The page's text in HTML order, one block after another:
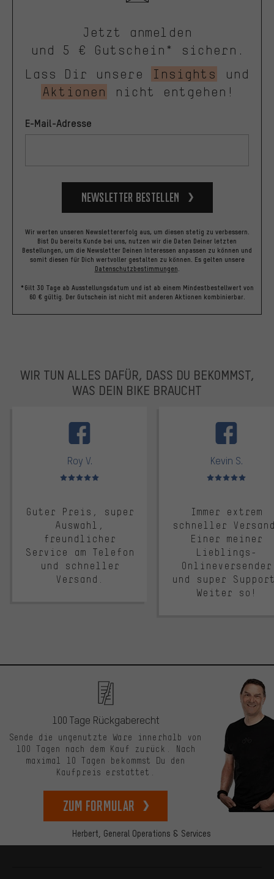
Jetzt anmelden
und 5 € Gutschein* sichern.
Lass Dir unsere
Insights
und
Aktionen
nicht entgehen!
E-Mail-Adresse
Newsletter bestellen
Wir werten unseren Newslettererfolg aus, um diesen stetig zu verbessern.
Bist Du bereits Kunde bei uns, nutzen wir die Daten Deiner letzten
Bestellungen, um die Newsletter Deinen Interessen anpassen zu können und
somit diesen für Dich wertvoller gestalten zu können. Es gelten unsere
Datenschutzbestimmungen.
*Gilt 30 Tage ab Ausstellungsdatum und ist ab einem Mindestbestellwert von
60 € gültig. Der Gutschein ist nicht mit anderen Aktionen kombinierbar.
WIR TUN ALLES DAFÜR, DASS DU BEKOMMST,
WAS DEIN BIKE BRAUCHT
Roy V.
Bewertungen: 5 von 5
Guter Preis, super
Auswahl,
freundlicher
Service am Telefon
und schneller
Versand.
Kevin S.
Bewertungen: 5 von 5
Immer extrem
schneller
Einer meiner
Lieblings-
Onlineversender
und super
Weiter so!
Herbert, General Operations & Services
100 Tage Rückgaberecht
Sende die ungenutzte Ware innerhalb von
100 Tagen nach dem Kauf zurück. Nach
maximal 10 Tagen bekommst Du den
Kaufpreis erstattet.
zum Formular